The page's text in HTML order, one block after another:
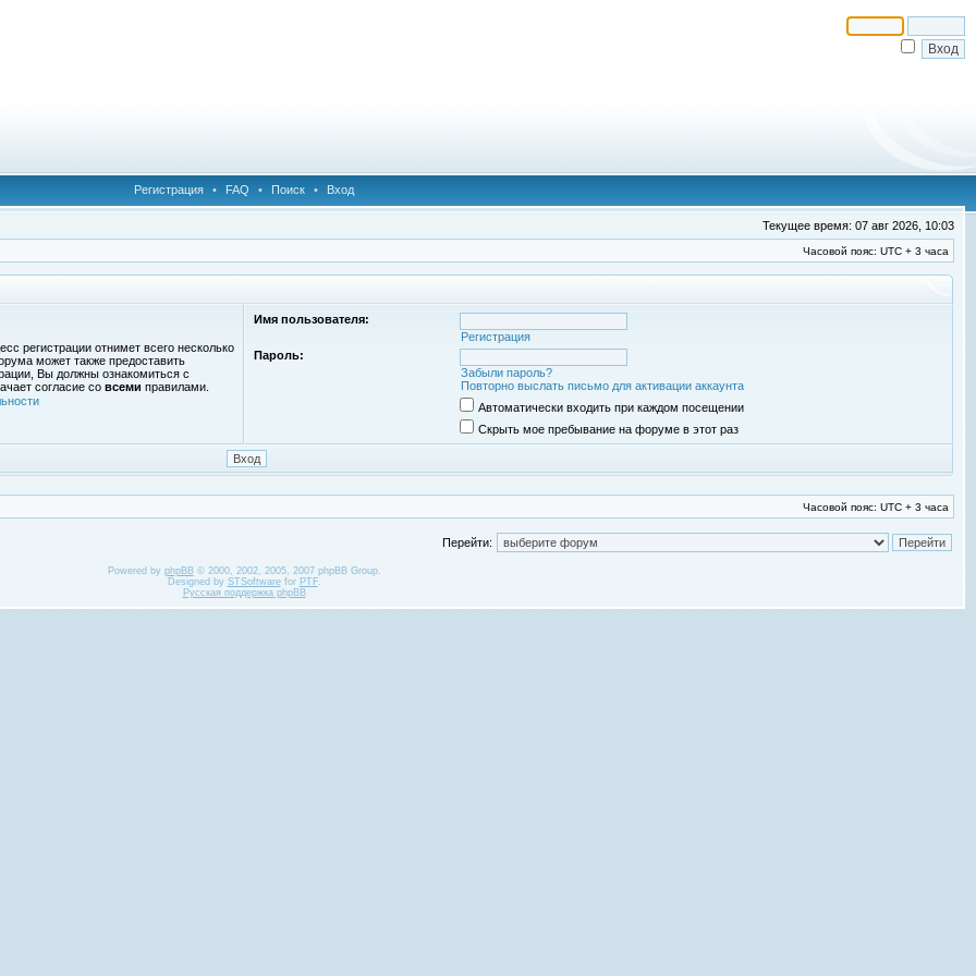
Регистрация • FAQ • Поиск • Вход
Текущее время: 07 авг 2026, 10:03
Часовой пояс: UTC + 3 часа
регистрации отнимет всего несколько
может также предоставить
Вы должны ознакомиться с
согласие со всеми правилами.
Имя пользователя:
Регистрация
Пароль:
Забыли пароль?
Повторно выслать письмо для активации аккаунта
Автоматически входить при каждом посещении
Скрыть мое пребывание на форуме в этот раз
Часовой пояс: UTC + 3 часа
Перейти:
Powered by phpBB© 2000, 2002, 2005, 2007 phpBB Group.
Designed by STSoftwarefor PTF.
Русская поддержка phpBB